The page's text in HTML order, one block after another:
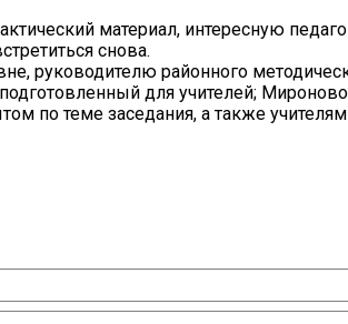
материал, интересную
снова.
руководителю районного
для учителей;
по теме заседания, а также